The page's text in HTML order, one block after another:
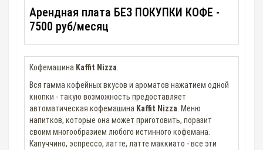
Арендная плата БЕЗ ПОКУПКИ КОФЕ -
7500 руб/месяц
Кофемашина Kaffit Nizza
Вся гамма кофейных вкусов и ароматов нажатием одной
кнопки - такую возможность предоставляет
автоматическая кофемашина Kaffit Nizza . Меню
напитков, которые она может приготовить, поразит
своим многообразием любого истинного кофемана.
Капуччино, эспрессо, латте, латте маккиато - все эти